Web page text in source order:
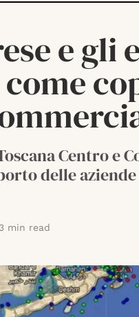
e gli
Centro e
delle
3 min read